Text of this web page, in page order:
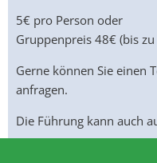
5€ pro Person oder
Gruppenpreis 48€ (bis
Gerne können Sie einen
anfragen.
Die Führung kann auch